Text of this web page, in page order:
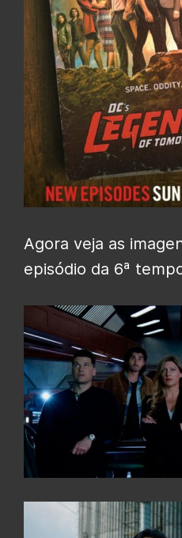
Agora veja as
episódio da 6ª